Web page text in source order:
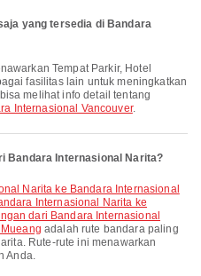
yang tersedia di Bandara
fasilitas lain untuk meningkatkan
melihat info detail tentang
Internasional Vancouver.
Bandara Internasional Narita?
Internasional Narita ke
dari Bandara Internasional
adalah rute bandara paling
Rute-rute ini menawarkan
Anda.